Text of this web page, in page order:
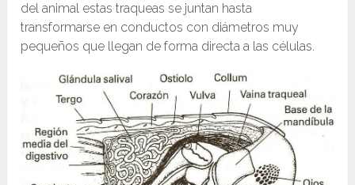
del animal estas traqueas se juntan hasta
transformarse en conductos con diámetros muy
pequeños que llegan de forma directa a las células.